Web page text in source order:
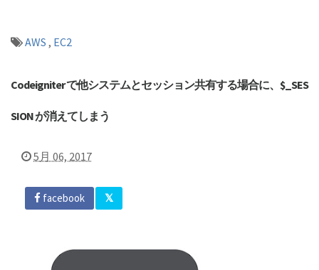
AWS , EC2
Codeigniter で他システムとセッション共有する場合に、$_SES
SION が消えてしまう
5月 06, 2017
facebook